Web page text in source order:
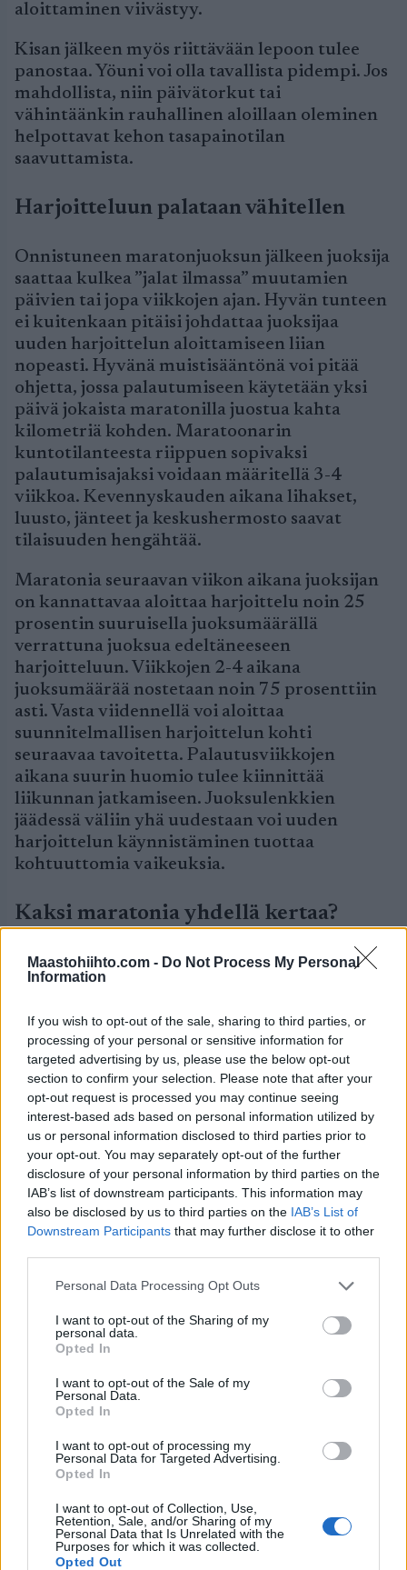
Maastohiihto.com - Do Not Process My Personal
Information
If you wish to opt-out of the sale, sharing to third parties, or
processing of your personal or sensitive information for
targeted advertising by us, please use the below opt-out
section to confirm your selection. Please note that after your
opt-out request is processed you may continue seeing
interest-based ads based on personal information utilized by
us or personal information disclosed to third parties prior to
your opt-out. You may separately opt-out of the further
disclosure of your personal information by third parties on the
IAB’s list of downstream participants. This information may
also be disclosed by us to third parties on the IAB’s List of
Downstream Participants that may further disclose it to other
Please note that this website/app uses one or more Google
not limited to your visit or usage behaviour. You may click to
grant or deny consent to Google and its third-party tags to
use your data for below specified purposes in below Google
consent section.
Personal Data Processing Opt Outs
I want to opt-out of the Sharing of my
personal data.
Opted In
I want to opt-out of the Sale of my
Personal Data.
Opted In
I want to opt-out of processing my
Personal Data for Targeted Advertising.
Opted In
I want to opt-out of Collection, Use,
Retention, Sale, and/or Sharing of my
Personal Data that Is Unrelated with the
Purposes for which it was collected.
Opted Out
aloittaminen viivästyy.
Kisan jälkeen myös riittävään lepoon tulee
panostaa. Yöuni voi olla tavallista pidempi. Jos
mahdollista, niin päivätorkut tai
vähintäänkin rauhallinen aloillaan oleminen
helpottavat kehon tasapainotilan
saavuttamista.
Harjoitteluun palataan vähitellen
Onnistuneen maratonjuoksun jälkeen juoksija
saattaa kulkea ”jalat ilmassa” muutamien
päivien tai jopa viikkojen ajan. Hyvän tunteen
ei kuitenkaan pitäisi johdattaa juoksijaa
uuden harjoittelun aloittamiseen liian
nopeasti. Hyvänä muistisääntönä voi pitää
ohjetta, jossa palautumiseen käytetään yksi
päivä jokaista maratonilla juostua kahta
kilometriä kohden. Maratoonarin
kuntotilanteesta riippuen sopivaksi
palautumisajaksi voidaan määritellä 3-4
viikkoa. Kevennyskauden aikana lihakset,
luusto, jänteet ja keskushermosto saavat
tilaisuuden hengähtää.
Maratonia seuraavan viikon aikana juoksijan
on kannattavaa aloittaa harjoittelu noin 25
prosentin suuruisella juoksumäärällä
verrattuna juoksua edeltäneeseen
harjoitteluun. Viikkojen 2-4 aikana
juoksumäärää nostetaan noin 75 prosenttiin
asti. Vasta viidennellä voi aloittaa
suunnitelmallisen harjoittelun kohti
seuraavaa tavoitetta. Palautusviikkojen
aikana suurin huomio tulee kiinnittää
liikunnan jatkamiseen. Juoksulenkkien
jäädessä väliin yhä uudestaan voi uuden
harjoittelun käynnistäminen tuottaa
kohtuuttomia vaikeuksia.
Kaksi maratonia yhdellä kertaa?
Jotkut ensimmäisen maratoninsa juosseista
saattavat kertoa kilpailleensa kaksi maratonia
Ilman uusia tavoitteita viikkojen ja
kuukausien mittainen harjoittelu menee
kuitenkin hukkaan.
Jos seuraavan maratonin juokseminen ei
kiinnosta, niin silloin juoksemista voi jatkaa
esimerkiksi osallistumalla maratonia
lyhyemmille matkoille. Juoksumatkat 10
kilometristä aina puolimaratonlle asti
tarjoavat sopivia tavoitteita, ja lyhyiden
kisojen avulla yleinen kilpailukunto ja -
nostaa harjoituskilometriensä
kokonaismäärää turvalliset 5-10 prosenttia.
sortua oman harjoituskestävyyden
ylimitoittamiseen.
Ennen uuden harjoituskauden aloittamista
juoksijan kannattaa analysoida aikaisemmat
Harjoittelu maratonin jälkeisinä viikkoina
(aloittavat ja kokeneen juoksijat)